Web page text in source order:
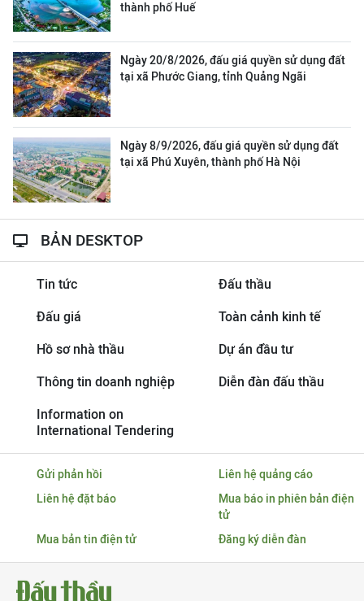
thành phố Huế
Ngày 20/8/2026, đấu giá quyền sử dụng đất
tại xã Phước Giang, tỉnh Quảng Ngãi
Ngày 8/9/2026, đấu giá quyền sử dụng đất
tại xã Phú Xuyên, thành phố Hà Nội
BẢN DESKTOP
Tin tức Đấu thầu
Đấu giá Toàn cảnh kinh tế
Hồ sơ nhà thầu Dự án đầu tư
Thông tin doanh nghiệp Diễn đàn đấu thầu
Information on
International Tendering
Gửi phản hồi
Liên hệ quảng cáo
Liên hệ đặt báo
Mua báo in phiên bản điện
tử
Mua bản tin điện tử
Đăng ký diễn đàn